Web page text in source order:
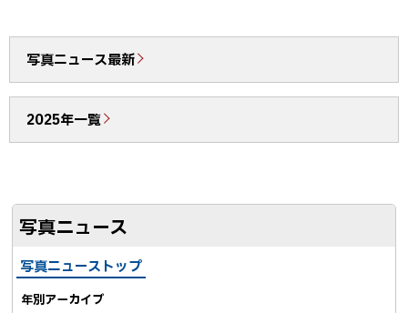
o
o
シ
送
る
写真ニュース最新
2025年一覧
写真ニュース
写真ニューストップ
年別アーカイブ